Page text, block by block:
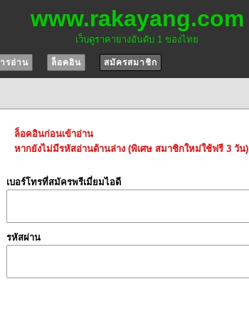
www.rakayang.com
เว็บดูราคายางอันดับ 1 ของไทย
รอ่าน ล็อคอิน สมัครสมาชิก
ล็อคอินก่อนเข้าอ่าน
หากยังไม่มีรหัสอ่านด้านล่าง (พิเศษ สมาชิกใหม่ใช้ฟรี 3 วัน)
เบอร์โทรที่สมัครพรีเมี่ยมไอดี
รหัสผ่าน